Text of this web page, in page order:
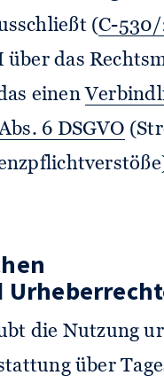
(C-
über das
einen
6 DSGVO
die Nutzung
über